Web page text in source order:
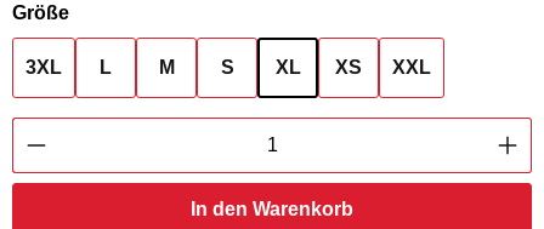
Größeauswählen
3XL L M S XL XS XXL
Produkt Anzahl: Gib den gewünschten
In den Warenkorb